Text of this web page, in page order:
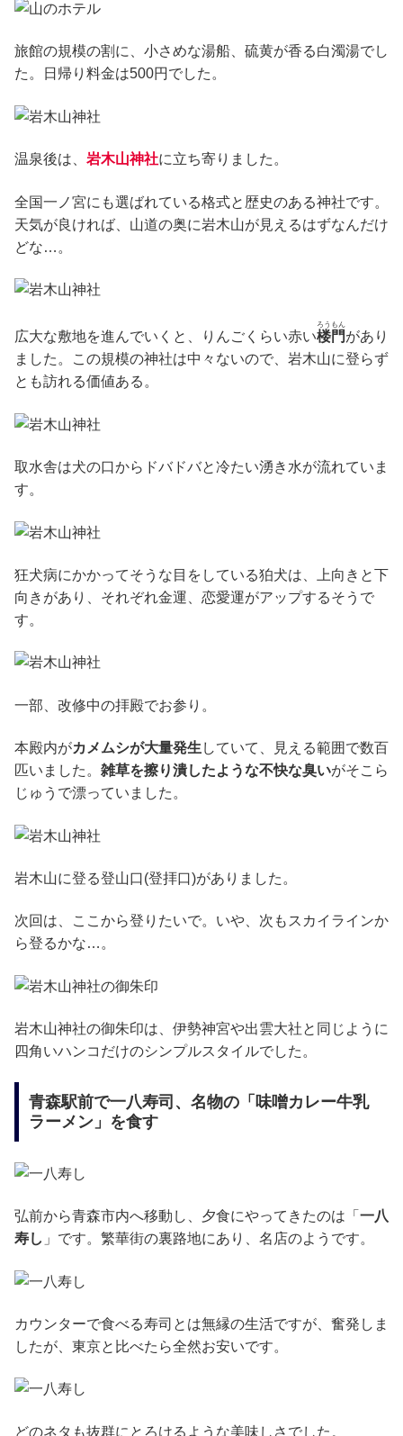
旅館の規模の割に、小さめな湯船、硫黄が香る白濁湯でし
た。日帰り料金は500円でした。
温泉後は、 岩木山神社に立ち寄りました。
全国一ノ宮にも選ばれている格式と歴史のある神社です。
天気が良ければ、山道の奥に岩木山が見えるはずなんだけ
どな…。
広大な敷地を進んでいくと、りんごくらい赤い楼門
ろうもん
があり
ました。この規模の神社は中々ないので、岩木山に登らず
とも訪れる価値ある。
取水舎は犬の口からドバドバと冷たい湧き水が流れていま
す。
狂犬病にかかってそうな目をしている狛犬は、上向きと下
向きがあり、それぞれ金運、恋愛運がアップするそうで
す。
一部、改修中の拝殿でお参り。
本殿内がカメムシが大量発生 していて、見える範囲で数百
匹いました。 雑草を擦り潰したような不快な臭いがそこら
じゅうで漂っていました。
岩木山に登る登山口(登拝口)がありました。
次回は、ここから登りたいで。いや、次もスカイラインか
ら登るかな…。
岩木山神社の御朱印は、伊勢神宮や出雲大社と同じように
四角いハンコだけのシンプルスタイルでした。
青森駅前で一八寿司、名物の「味噌カレー牛乳
ラーメン」を食す
弘前から青森市内へ移動し、夕食にやってきたのは「 一八
寿し 」です。繁華街の裏路地にあり、名店のようです。
カウンターで食べる寿司とは無縁の生活ですが、奮発しま
したが、東京と比べたら全然お安いです。
どのネタも抜群にとろけるような美味しさでした。